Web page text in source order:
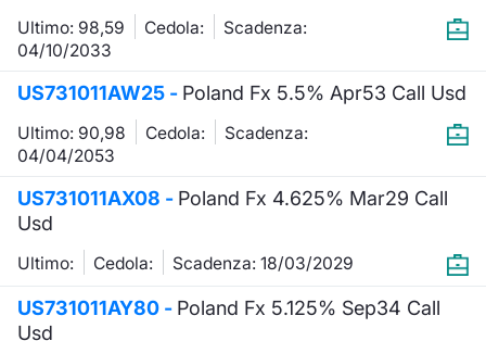
Ultimo: 98,59 Cedola:
Scadenza:
04/10/2033
US731011AW25 - Poland Fx 5.5% Apr53 Call Usd
Ultimo: 90,98 Cedola:
Scadenza:
04/04/2053
US731011AX08 - Poland Fx 4.625% Mar29 Call
Usd
Ultimo: Cedola: Scadenza: 18/03/2029
US731011AY80 - Poland Fx 5.125% Sep34 Call
Usd
Avvisi
KID
RFQ
Formazione